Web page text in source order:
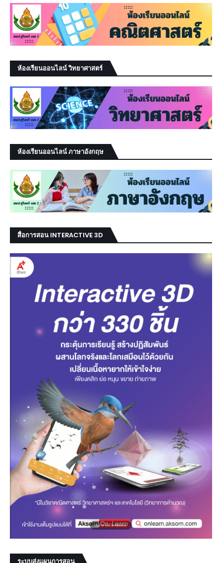
ห้องเรียนออนไลน์ วิทยาศาสตร์
ห้องเรียนออนไลน์ ภาษาอังกฤษ
สื่อการสอน INTERACTIVE 3D